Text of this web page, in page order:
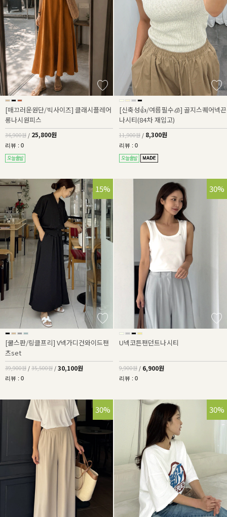
[매끄러운원단/빅사이즈] 클래시플레어
롱나시원피스
36,900원 / 25,800원
리뷰 : 0
[신축성👍/여름필수🧊] 골지스퀘어넥끈
나시티(84차 재입고)
11,900원 / 8,300원
리뷰 : 0
25%
15%
[쿨스판/링클프리] V넥가디건와이드팬
츠set
39,900원 / 35,500원 / 30,100원
리뷰 : 0
30%
U넥코튼팬던트나시티
9,900원 / 6,900원
리뷰 : 0
30% 30%